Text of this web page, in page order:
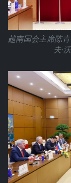
越南国会主席陈
夫·